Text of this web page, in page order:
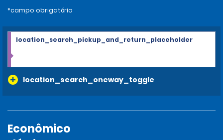
*campo obrigatório
location_search_oneway_toggle
location_search_pickup_and_return_placeholder
Econômico